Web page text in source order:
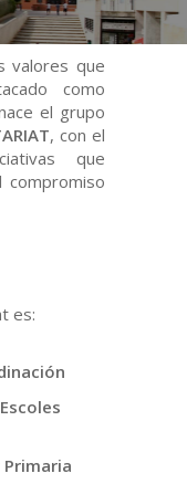
valores que
como
el grupo
, con el
que
compromiso
es: